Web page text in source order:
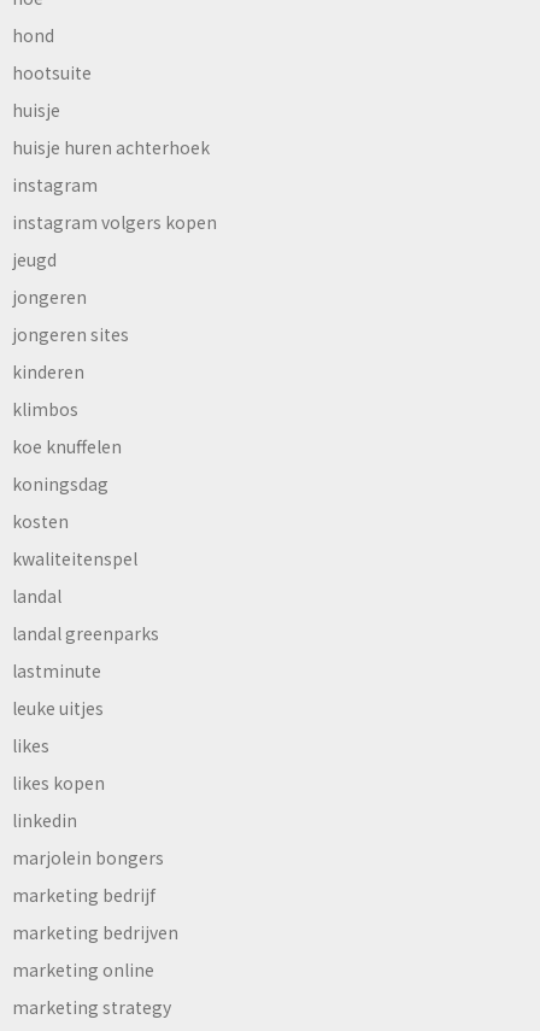
hond
hootsuite
huisje
huisje huren achterhoek
instagram
instagram volgers kopen
jeugd
jongeren
jongeren sites
kinderen
klimbos
koe knuffelen
koningsdag
kosten
kwaliteitenspel
landal
landal greenparks
lastminute
leuke uitjes
likes
likes kopen
linkedin
marjolein bongers
marketing bedrijf
marketing bedrijven
marketing online
marketing strategy